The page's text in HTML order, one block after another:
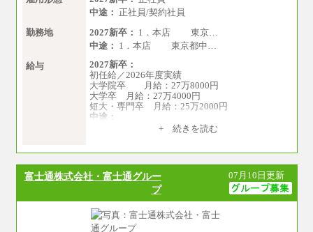
上記の新卒給与を下限に、これまでの経験・ス
キルを考慮し、当社規定に従って決定いたしま
す。
中途： 正社員/契約社員
勤務地
2027新卒： 1．本店 東京…
中途： 1．本店 東京都中…
給与
2027新卒：
初任給／2026年度実績
大学院卒 月給：27万8000円
大学卒 月給：27万4000円
短大・専門卒 月給：25万2000円
中途：
（１）（２）共通+ 続きを読む
富士通株式会社・富士通グルー
プ
07月10日更新